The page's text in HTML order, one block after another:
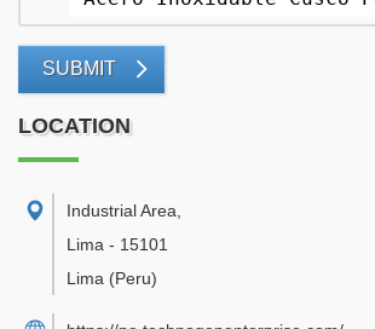
SUBMIT
LOCATION
Industrial Area
Lima - 15101
Lima (Peru)